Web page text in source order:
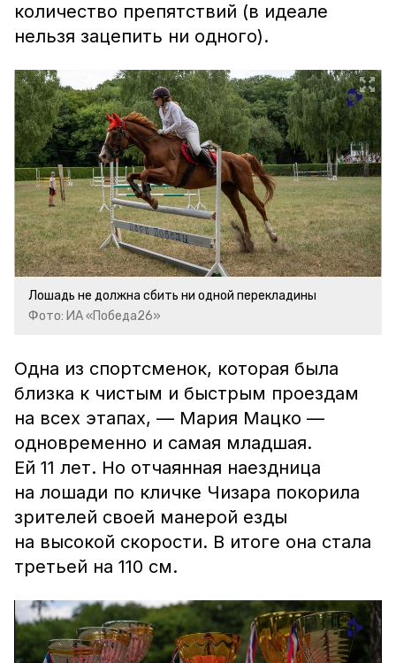
количество препятствий (в идеале
нельзя зацепить ни одного).
Лошадь не должна сбить ни одной перекладины
Фото: ИА «Победа26»
Одна из спортсменок, которая была
близка к чистым и быстрым проездам
на всех этапах, — Мария Мацко —
одновременно и самая младшая.
Ей 11 лет. Но отчаянная наездница
на лошади по кличке Чизара покорила
зрителей своей манерой езды
на высокой скорости. В итоге она стала
третьей на 110 см.